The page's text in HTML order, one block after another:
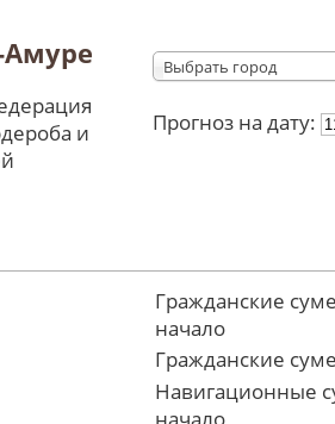
и
Выбрать город
Прогноз на дату:
Гражданские
начало
Гражданские
Навигационные
начало